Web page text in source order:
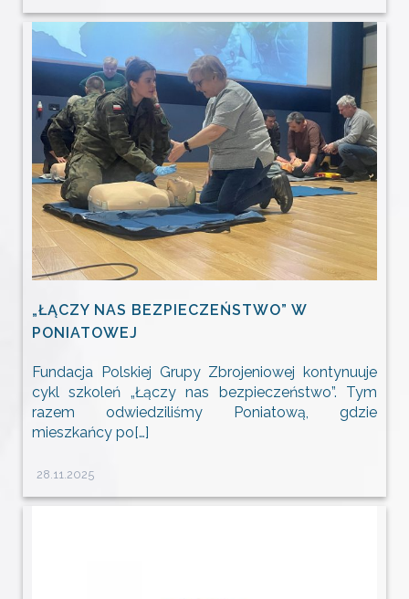
„ŁĄCZY NAS BEZPIECZEŃSTWO” W
PONIATOWEJ
Fundacja Polskiej Grupy Zbrojeniowej kontynuuje
cykl szkoleń „Łączy nas bezpieczeństwo”. Tym
razem odwiedziliśmy Poniatową, gdzie
mieszkańcy po[…]
28.11.2025